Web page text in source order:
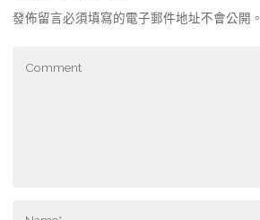
發佈留言必須填寫的電子郵件地址不會公開。